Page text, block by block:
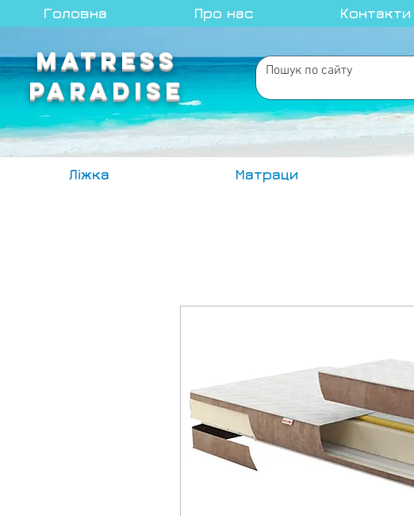
Головна Про нас Контакти
MATRESS
PARADISE
Ліжка Матраци